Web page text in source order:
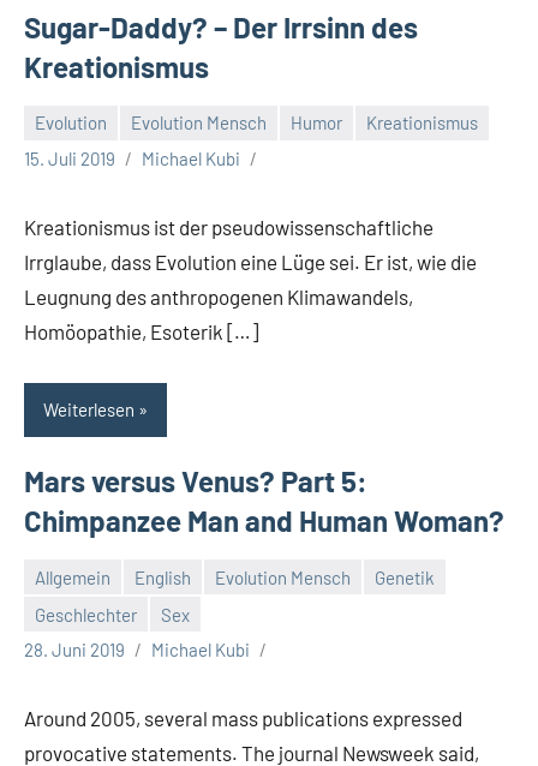
Sugar-Daddy? – Der Irrsinn des
Kreationismus
Evolution Evolution Mensch Humor
Kreationismus
15. Juli 2019
Michael Kubi
Kreationismus ist der pseudowissenschaftliche
Irrglaube, dass Evolution eine Lüge sei. Er ist, wie die
Leugnung des anthropogenen Klimawandels,
Homöopathie, Esoterik […]
Weiterlesen
Mars versus Venus? Part 5:
Chimpanzee Man and Human Woman?
Allgemein English Evolution Mensch
Genetik
Geschlechter
Sex
28. Juni 2019
Michael Kubi
Around 2005, several mass publications expressed
provocative statements. The journal Newsweek said,